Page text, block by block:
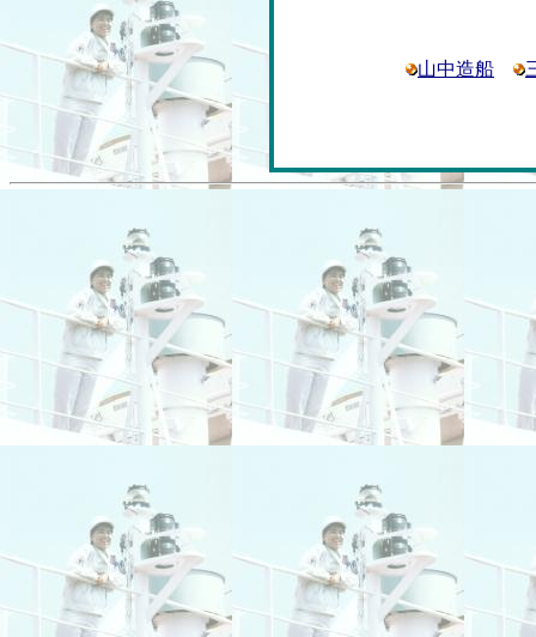
山中造船